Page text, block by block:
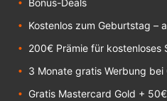
Bonus-Deals
Kostenlos zum Geburtstag –
200€ Prämie für kostenloses
3 Monate gratis Werbung bei
Gratis Mastercard Gold +